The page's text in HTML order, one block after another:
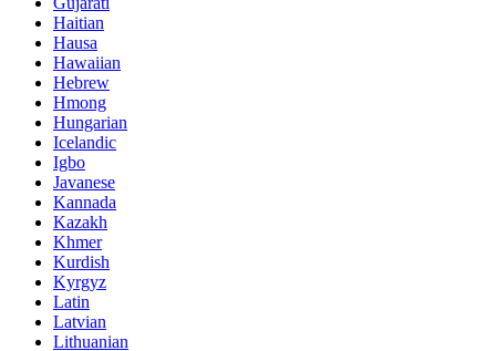
Haitian
Hausa
Hawaiian
Hebrew
Hmong
Hungarian
Icelandic
Igbo
Javanese
Kannada
Kazakh
Khmer
Kurdish
Kyrgyz
Latin
Latvian
Lithuanian